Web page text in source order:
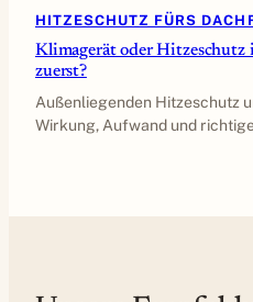
HITZESCHUTZ FÜRS
Klimagerät oder Hitzeschutz
zuerst?
Außenliegenden Hitzeschutz
Wirkung, Aufwand und